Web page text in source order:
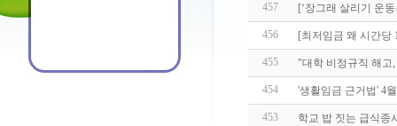
457 [‘장그래 살리기 운
456 [최저임금 왜 시간
455 "대학 비정규직 해고
454 '생활임금 근거법' 4
453 학교 밥 짓는 급식